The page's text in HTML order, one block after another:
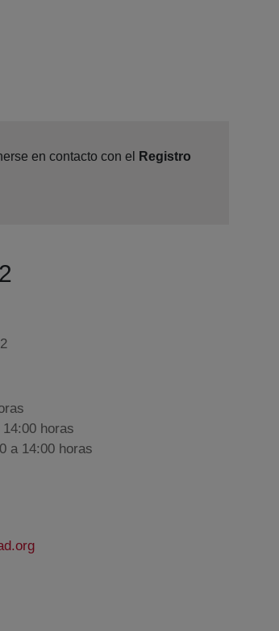
en contacto con el
Registro
horas
a 14:00 horas